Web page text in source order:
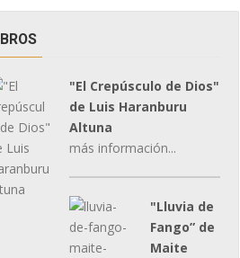
"El Crepúsculo de Dios"
de Luis Haranburu
Altuna
más información...
"Lluvia de
Fango” de
Maite